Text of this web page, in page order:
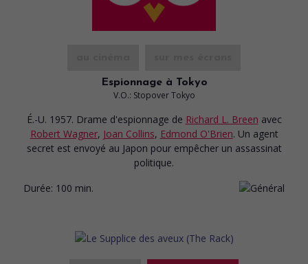
Espionnage à Tokyo
V.O.: Stopover Tokyo
É.-U. 1957. Drame d'espionnage de Richard L. Breen avec
Robert Wagner, Joan Collins, Edmond O'Brien. Un agent
secret est envoyé au Japon pour empêcher un assassinat
politique.
Durée: 100 min.